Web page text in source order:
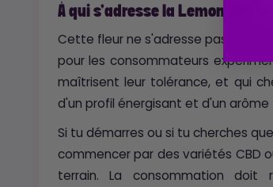
À qui s'adresse la Lemon
Cette fleur ne s'adresse pas à tout
pour les consommateurs
maîtrisent leur tolérance, et qui
d'un profil énergisant et d'un
Si tu démarres ou si tu cherches
commencer par des variétés CBD
terrain. La consommation doit